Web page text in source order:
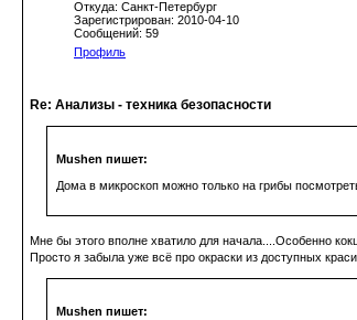
Откуда: Санкт-Петербург
Зарегистрирован: 2010-04-10
Сообщений: 59
Профиль
Re: Анализы - техника безопасности
Mushen пишет:
Дома в микроскоп можно только на грибы
Мне бы этого вполне хватило для начала....Особенно
Просто я забыла уже всё про окраски из доступных
Mushen пишет: